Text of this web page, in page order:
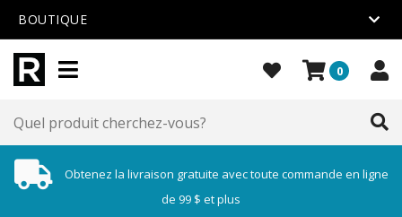
BOUTIQUE
0
Obtenez la livraison gratuite avec toute commande en ligne
de 99 $ et plus